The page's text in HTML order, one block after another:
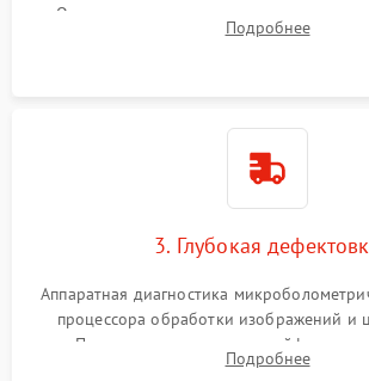
Очистка внутренних плат от окислов и
обработка германиевого объектива
Подробнее
3. Глубокая
Аппаратная диагностика
процессора обработки изображений и
Проверка целостности шлейфов,
интерфейсов связи. Выявление сгоревших
Подробнее